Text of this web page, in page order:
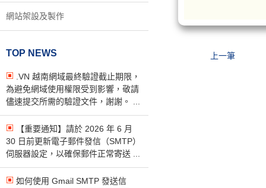
網站架設及製作
TOP NEWS
.VN 越南網域最終驗證截止期限，
為避免網域使用權限受到影響，敬請
儘速提交所需的驗證文件，謝謝。 ...
【重要通知】請於 2026 年 6 月
30 日前更新電子郵件發信（SMTP）
伺服器設定，以確保郵件正常寄送 ...
如何使用 Gmail SMTP 發送信
上一筆